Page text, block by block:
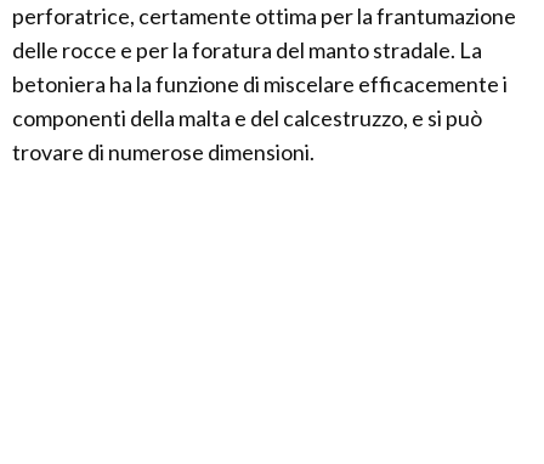
perforatrice, certamente ottima per la frantumazione
delle rocce e per la foratura del manto stradale. La
betoniera ha la funzione di miscelare efficacemente i
componenti della malta e del calcestruzzo, e si può
trovare di numerose dimensioni.